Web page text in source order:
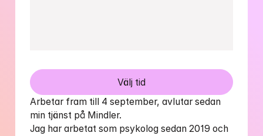
Välj tid
Arbetar fram till 4 september, avlutar sedan
min tjänst på Mindler.
Jag har arbetat som psykolog sedan 2019 och